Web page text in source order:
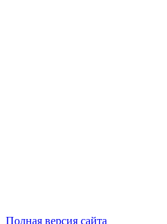
Полная версия сайта